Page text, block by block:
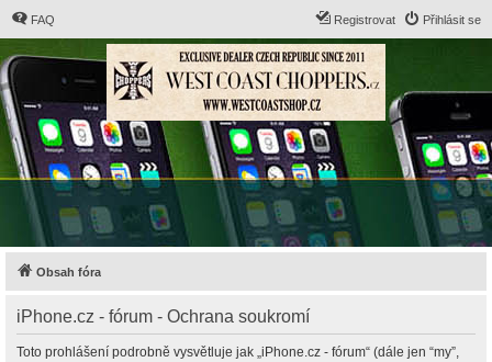
FAQ Přihlásit se
Registrovat
Obsah fóra
iPhone.cz - fórum - Ochrana soukromí
Toto prohlášení podrobně vysvětluje jak „iPhone.cz - fórum“ (dále jen “my”,